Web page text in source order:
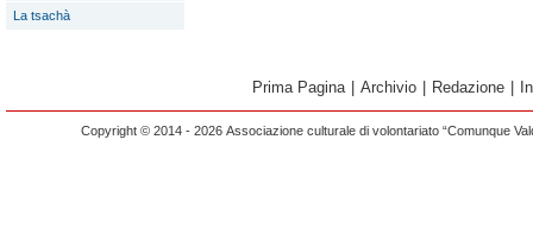
La tsachà
Prima Pagina Archivio Redazione
Copyright © 2014 - 2026 Associazione culturale di volontariato “Comunque